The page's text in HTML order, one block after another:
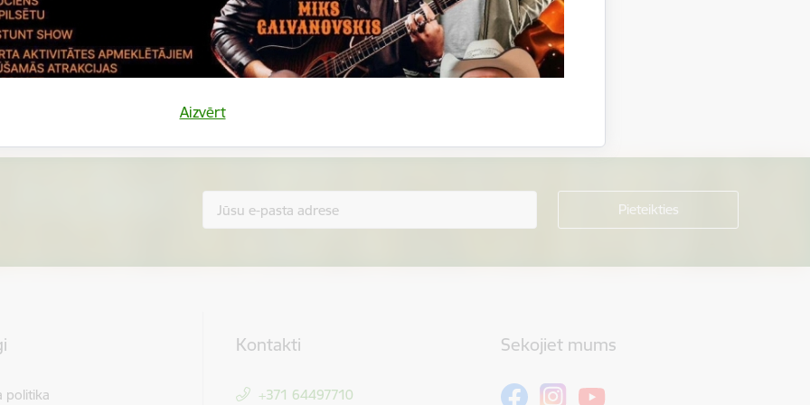
Aizvērt
Vai šī informācija bija noderīga?
Sniegt atsauksmi
politika
Kontakti
+371 64497710
Sekojiet mums